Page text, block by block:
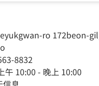
ro 172beon-
8832
午 10:00 - 晚上 10:00